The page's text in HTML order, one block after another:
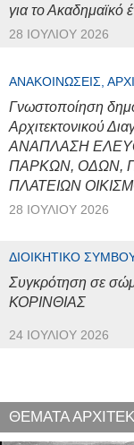
για το Ακαδημαϊκό
28 ΙΟΥΛΊΟΥ 2026
ΑΝΑΚΟΙΝΏΣΕΙΣ,
Γνωστοποίηση
Αρχιτεκτονικού
ΑΝΑΠΛΑΣΗ
ΠΑΡΚΩΝ, ΟΔΩΝ,
ΠΛΑΤΕΙΩΝ
28 ΙΟΥΛΊΟΥ 2026
ΔΙΟΙΚΗΤΙΚΌ
Συγκρότηση σε
ΚΟΡΙΝΘΙΑΣ
24 ΙΟΥΛΊΟΥ 2026
ΘΕΜΑΤΑ